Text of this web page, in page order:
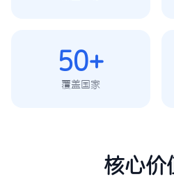
50+
覆盖国家
核心价